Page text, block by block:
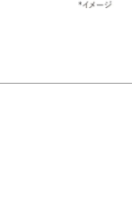
整列。長時
、テカリを